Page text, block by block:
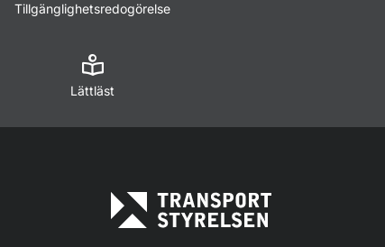
Tillgänglighetsredogörelse
Lättläst